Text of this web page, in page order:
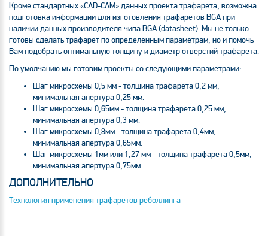
Кроме стандартных «CAD-CAM» данных проекта трафарета, возможна
подготовка информации для изготовления трафаретов BGA при
наличии данных производителя чипа BGA (datasheet). Мы не только
готовы сделать трафарет по определенным параметрам, но и помочь
Вам подобрать оптимальную толщину и диаметр отверстий трафарета.
По умолчанию мы готовим проекты со следующими параметрами:
Шаг микросхемы 0,5 мм - толщина трафарета 0,2 мм,
минимальная апертура 0,25 мм.
Шаг микросхемы 0,65мм - толщина трафарета 0,25 мм,
минимальная апертура 0,3 мм.
Шаг микросхемы 0,8мм - толщина трафарета 0,4мм,
минимальная апертура 0,65мм.
Шаг микросхемы 1мм или 1,27 мм - толщина трафарета 0,5мм,
минимальная апертура 0,75мм.
ДОПОЛНИТЕЛЬНО
Технология применения трафаретов реболлинга